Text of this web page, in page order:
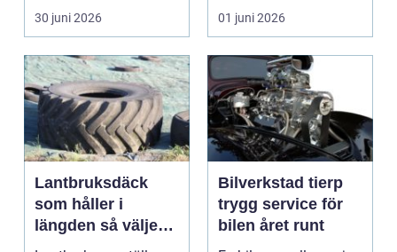
eller kontoret varma
30 juni 2026
bilhistoria, en hob...
01 juni 2026
Lantbruksdäck
som håller i
längden så väljer
du rätt
Bilverkstad tierp
trygg service för
bilen året runt